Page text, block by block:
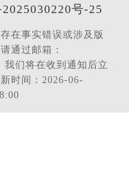
号-25
在事实错误或涉及版
通过邮箱：
我们将在收到通知后立
时间：2026-06-